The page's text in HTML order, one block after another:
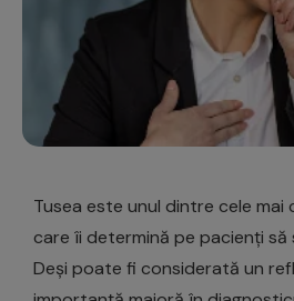
Tusea este unul dintre cele mai
care îi determină pe pacienți să
Deși poate fi considerată un